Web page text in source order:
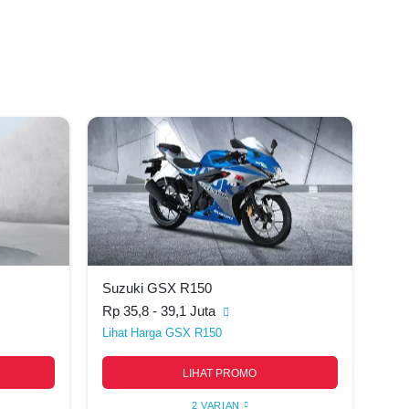
Suzuki GSX R150
Rp 35,8 - 39,1 Juta
Harga GSX R150
LIHAT PROMO
2 VARIAN